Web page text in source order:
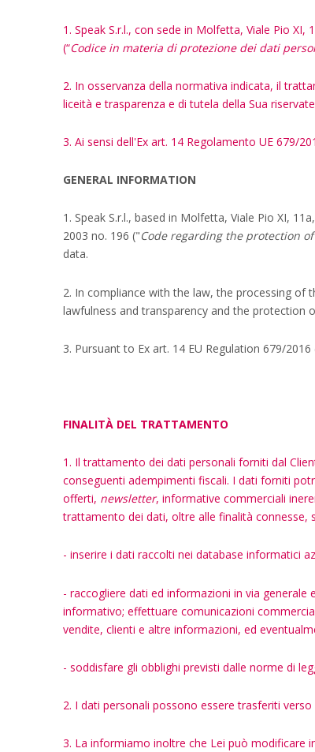
1. Speak S.r.l., con sede in Molfetta, Viale Pio
(“Codice in materia di protezione dei dati
2. In osservanza della normativa indicata, il
liceità e trasparenza e di tutela della Sua
3. Ai sensi dell'Ex art. 14 Regolamento UE 679/
GENERAL INFORMATION
1. Speak S.r.l., based in Molfetta, Viale Pio XI,
2003 no. 196 ("Code regarding the protection
data.
2. In compliance with the law, the processing of
lawfulness and transparency and the protection
3. Pursuant to Ex art. 14 EU Regulation 679/
FINALITÀ DEL TRATTAMENTO
1. Il trattamento dei dati personali forniti dal
conseguenti adempimenti fiscali. I dati forniti
offerti, newsletter, informative commerciali
trattamento dei dati, oltre alle finalità connesse,
- inserire i dati raccolti nei database informatici
- raccogliere dati ed informazioni in via
informativo; effettuare comunicazioni
vendite, clienti e altre informazioni, ed
- soddisfare gli obblighi previsti dalle norme di
2. I dati personali possono essere trasferiti verso
3. La informiamo inoltre che Lei può modificare